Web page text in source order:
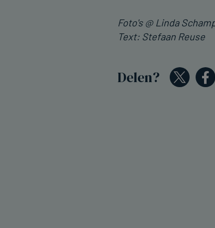
Foto's @ Linda
Text: Stefaan Reuse
Delen?